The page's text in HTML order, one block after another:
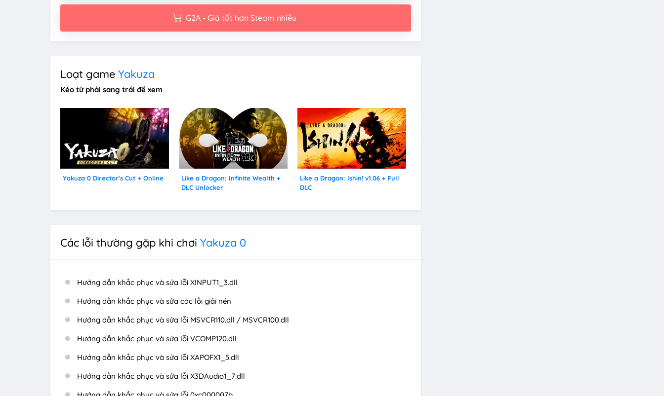
G2A - Giá tốt hơn Steam nhiều
Loạt game Yakuza
Kéo từ phải sang trái để xem
Yakuza 0 Director's Cut + Online
Like a Dragon: Infinite Wealth +
DLC Unlocker
Like a Dragon: Ishin! v1.06 + Full
DLC
Các lỗi thường gặp khi chơi Yakuza 0
Hướng dẫn khắc phục và sửa lỗi XINPUT1_3.dll
Hướng dẫn khắc phục và sửa các lỗi giải nén
Hướng dẫn khắc phục và sửa lỗi MSVCR110.dll / MSVCR100.dll
Hướng dẫn khắc phục và sửa lỗi VCOMP120.dll
Hướng dẫn khắc phục và sửa lỗi XAPOFX1_5.dll
Hướng dẫn khắc phục và sửa lỗi X3DAudio1_7.dll